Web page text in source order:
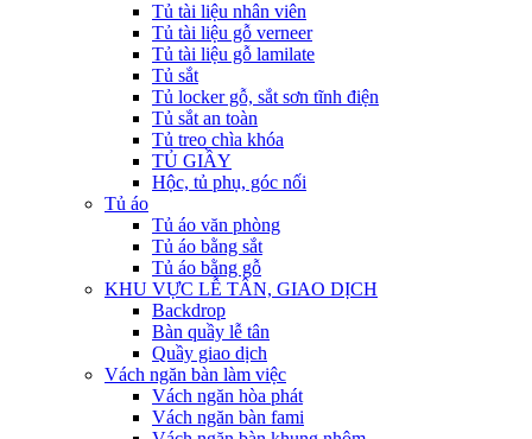
Tủ tài liệu nhân viên
Tủ tài liệu gỗ verneer
Tủ tài liệu gỗ lamilate
Tủ sắt
Tủ locker gỗ, sắt sơn tĩnh điện
Tủ sắt an toàn
Tủ treo chìa khóa
TỦ GIẦY
Hộc, tủ phụ, góc nối
Tủ áo
Tủ áo văn phòng
Tủ áo bằng sắt
Tủ áo bằng gỗ
KHU VỰC LỄ TÂN, GIAO DỊCH
Backdrop
Bàn quầy lễ tân
Quầy giao dịch
Vách ngăn bàn làm việc
Vách ngăn hòa phát
Vách ngăn bàn fami